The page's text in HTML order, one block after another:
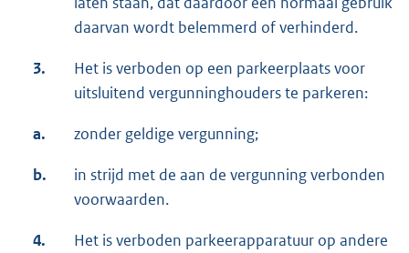
daarvan wordt belemmerd of verhinderd.
3.
Het is verboden op een parkeerplaats voor
uitsluitend vergunninghouders te parkeren:
a. zonder geldige vergunning;
b.
in strijd met de aan de vergunning verbonden
voorwaarden.
4.
Het is verboden parkeerapparatuur op andere